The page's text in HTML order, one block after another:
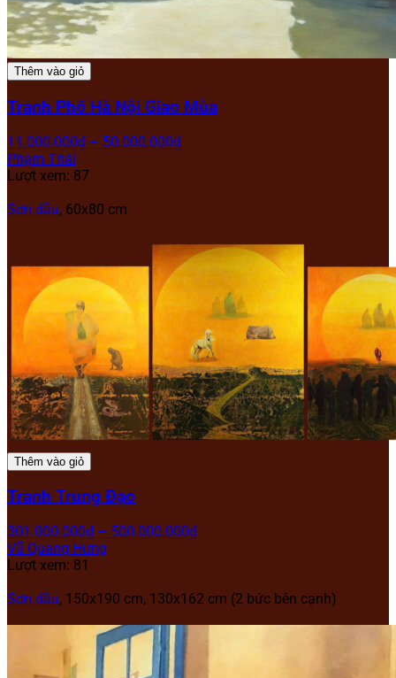
Thêm vào giỏ
Tranh Phố Hà Nội Giao Mùa
11.000.000₫ – 50.000.000₫
Phạm Thái
Lượt xem: 87
Sơn dầu, 60x80 cm
Thêm vào giỏ
Tranh Trung Đạo
301.000.000₫ – 500.000.000₫
Vũ Quang Hưng
Lượt xem: 81
Sơn dầu, 150x190 cm, 130x162 cm (2 bức bên cạnh)